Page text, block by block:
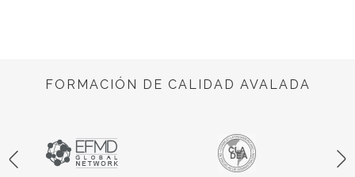
FORMACIÓN DE CALIDAD AVALADA